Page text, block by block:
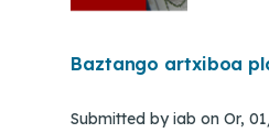
Baztango artxiboa
Submitted byiab on Or,